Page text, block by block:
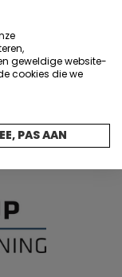
te
netwerk
geweldige website-
cookies die we
PAS AAN